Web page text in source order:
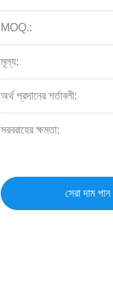
MOQ.:
মূল্য:
অর্থ প্রদানের শর্তাবলী:
সরবরাহের ক্ষমতা:
সেরা দাম পান